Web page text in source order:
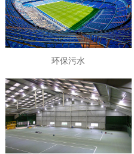
环保污水